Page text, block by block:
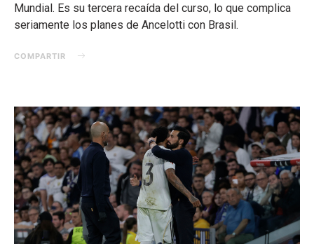
Mundial. Es su tercera recaída del curso, lo que complica
seriamente los planes de Ancelotti con Brasil.
COMPARTIR